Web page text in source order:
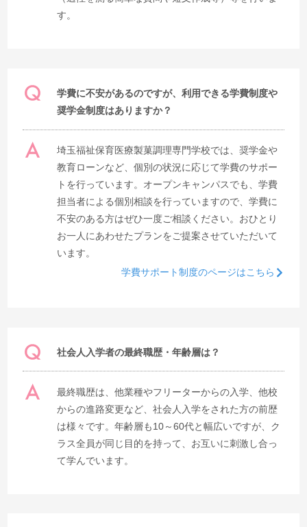
す。
学費に不安があるのですが、利用できる学費制度や
奨学金制度はありますか？
埼玉福祉保育医療製菓調理専門学校では、奨学金や
教育ローンなど、個別の状況に応じて学費のサポー
トを行っています。オープンキャンパスでも、学費
担当者による個別相談を行っていますので、学費に
不安のある方はぜひ一度ご相談ください。おひとり
お一人にあわせたプランをご提案させていただいて
います。
学費サポート制度のページはこちら
社会人入学者の最終職歴・年齢層は？
最終職歴は、他業種やフリーターからの入学、他校
からの進路変更など、社会人入学をされた方の前歴
は様々です。年齢層も10～60代と幅広いですが、ク
ラス全員が同じ目的を持って、お互いに刺激し合っ
て学んでいます。